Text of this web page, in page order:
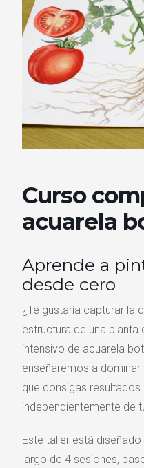
Curso
acuarela
Aprende a
desde cero
¿Te gustaría capturar la
estructura de una planta
intensivo de acuarela
enseñaremos a
que consigas resultados
independientemente de
Este taller está
largo de 4 sesiones,